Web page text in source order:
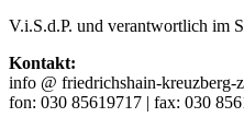
V.i.S.d.P. und verantwortlich im
Kontakt:
info @ friedrichshain-kreuzberg-
fon: 030 85619717 | fax: 030